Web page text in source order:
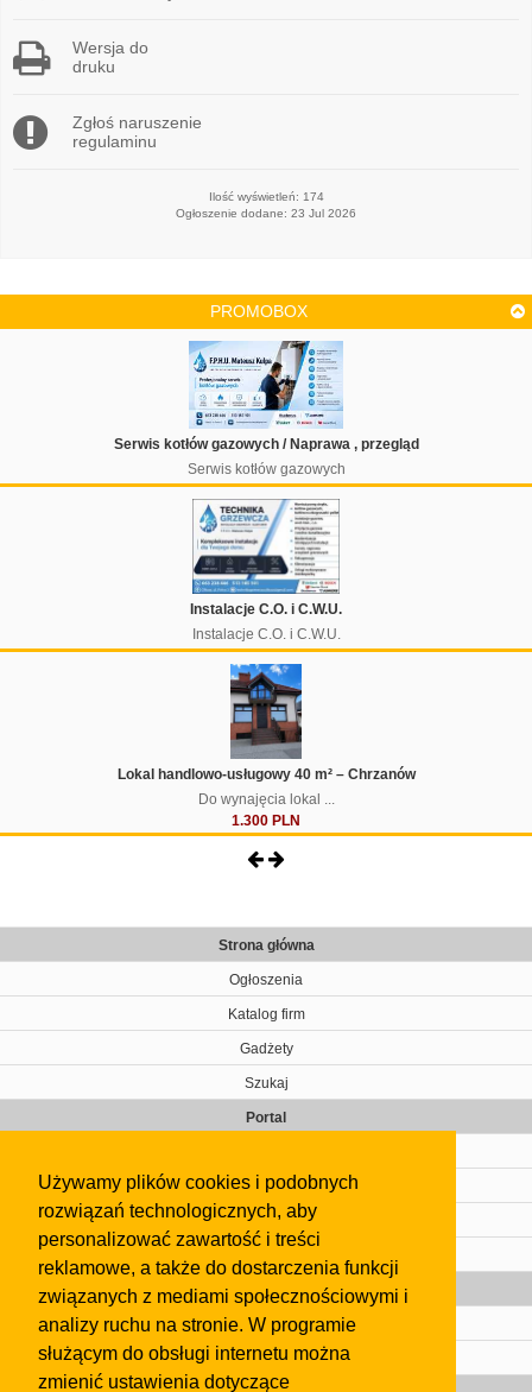
Używamy plików cookies i podobnych
rozwiązań technologicznych, aby
personalizować zawartość i treści
reklamowe, a także do dostarczenia funkcji
związanych z mediami społecznościowymi i
analizy ruchu na stronie. W programie
służącym do obsługi internetu można
zmienić ustawienia dotyczące
Wersja do
druku
Zgłoś naruszenie
regulaminu
Ilość wyświetleń: 174
Ogłoszenie dodane: 23 Jul 2026
PROMOBOX
Serwis kotłów gazowych / Naprawa , przegląd
Serwis kotłów gazowych
Instalacje C.O. i C.W.U.
Instalacje C.O. i C.W.U.
Lokal handlowo-usługowy 40 m² – Chrzanów
Do wynajęcia lokal ...
1.300 PLN
Strona główna
Ogłoszenia
Katalog firm
Gadżety
Szukaj
Portal
Kontakt
Regulamin
Gazeta
Olkusz
Kontakt